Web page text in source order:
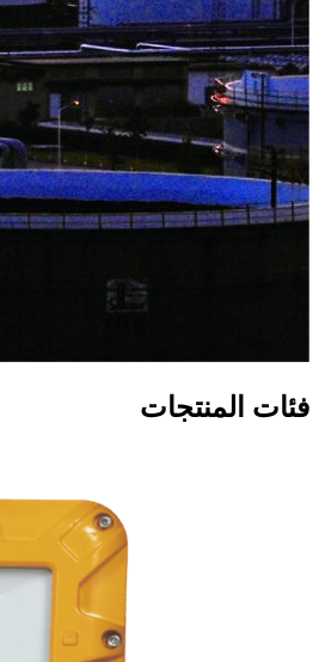
فئات المنتجات